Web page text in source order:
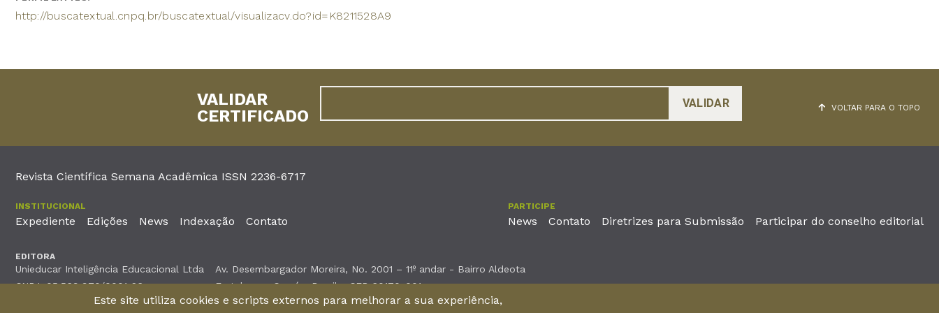
http://buscatextual.cnpq.br/buscatextual/visualizacv.do?id=K8211528A9
VOLTAR PARA O TOPO
VALIDAR
CERTIFICADO
Revista Científica Semana Acadêmica ISSN 2236-6717
INSTITUCIONAL
Expediente Edições News Indexação Contato
PARTICIPE
News Contato Diretrizes para Submissão Participar do conselho editorial
EDITORA
Unieducar Inteligência Educacional Ltda
CNPJ: 05.569.970/0001-26
Av. Desembargador Moreira, No. 2001 – 11º andar - Bairro Aldeota
Fortaleza – Ceará - Brasil - CEP 60170-001
Este site utiliza cookies e scripts externos para melhorar a sua experiência,